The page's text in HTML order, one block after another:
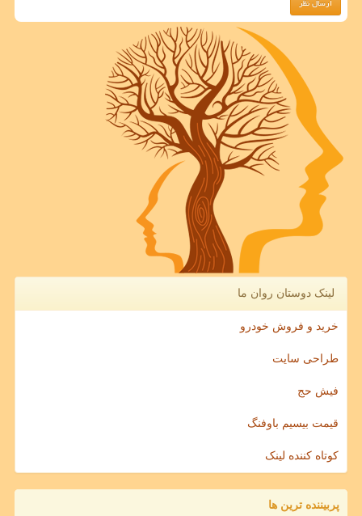
لینک دوستان روان ما
خرید و فروش خودرو
طراحی سایت
فیش حج
قیمت بیسیم باوفنگ
کوتاه کننده لینک
پربیننده ترین ها